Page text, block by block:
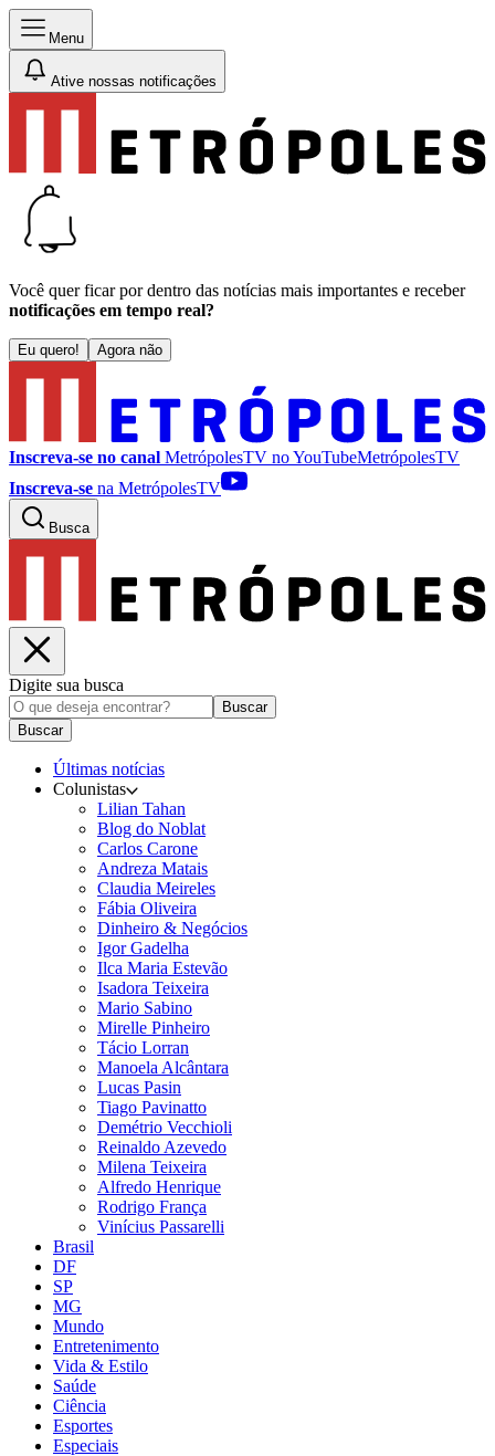
Menu
Ative nossas notificações
Você quer ficar por dentro das notícias mais importantes e receber
notificações em tempo real?
Eu quero! Agora não
Inscreva-se no canal MetrópolesTV noYouTubeMetrópolesTV
Inscreva-se na MetrópolesTV
Busca
Digite sua busca
Buscar
Buscar
Últimas notícias
Colunistas
Lilian Tahan
Blog do Noblat
Carlos Carone
Andreza Matais
Claudia Meireles
Fábia Oliveira
Dinheiro & Negócios
Igor Gadelha
Ilca Maria Estevão
Isadora Teixeira
Mario Sabino
Mirelle Pinheiro
Tácio Lorran
Manoela Alcântara
Lucas Pasin
Tiago Pavinatto
Demétrio Vecchioli
Reinaldo Azevedo
Milena Teixeira
Alfredo Henrique
Rodrigo França
Vinícius Passarelli
Brasil
DF
SP
MG
Mundo
Entretenimento
Vida & Estilo
Saúde
Ciência
Esportes
Especiais